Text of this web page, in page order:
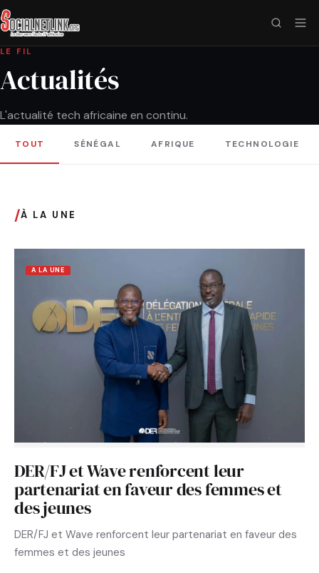
LE FIL
Actualités
L'actualité tech africaine en continu.
TOUT SÉNÉGAL AFRIQUE TECHNOLOGIE
/À LA UNE
A LA UNE
DER/FJ et Wave renforcent leur
partenariat en faveur des femmes et
des jeunes
DER/FJ et Wave renforcent leur partenariat en faveur des
femmes et des jeunes